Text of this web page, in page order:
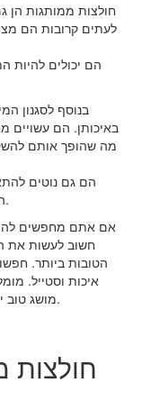
חולצות ממותגות הן
לעתים קרובות הם
הם יכולים להיות
בנוסף לסגנון
באיכותן. הם עשויים
מה שהופך אותם
הם גם נוטים
הזולים יותר, מה שהופך אותם ללבוש מהנה יותר.
אם אתם מחפשים
חשוב לעשות את
הטובות ביותר.
איכות וסטייל.
מושג טוב יותר על ההתאמה והאיכות הכללית של החולצות.
חולצות